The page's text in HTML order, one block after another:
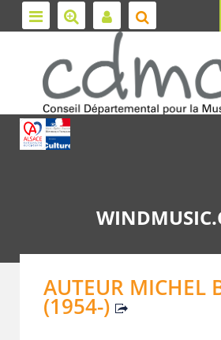
AUTEUR MICHEL
(1954-)